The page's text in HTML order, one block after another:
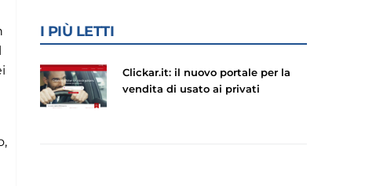
I PIÙ LETTI
Clickar.it: il nuovo portale per la
vendita di usato ai privati